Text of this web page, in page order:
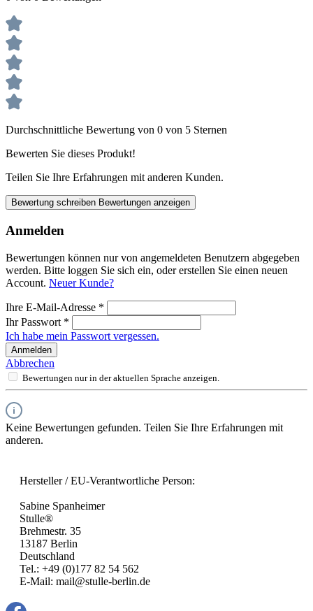
Durchschnittliche Bewertung von 0 von 5 Sternen
Bewerten Sie dieses Produkt!
Teilen Sie Ihre Erfahrungen mit anderen Kunden.
Bewertung schreiben Bewertungen anzeigen
Anmelden
Bewertungen können nur von angemeldeten Benutzern abgegeben
werden. Bitte loggen Sie sich ein, oder erstellen Sie einen neuen
Account. Neuer Kunde?
Ihre E-Mail-Adresse *
Ihr Passwort *
Ich habe mein Passwort vergessen.
Anmelden
Abbrechen
Bewertungen nur in der aktuellen Sprache anzeigen.
Keine Bewertungen gefunden. Teilen Sie Ihre Erfahrungen mit
anderen.
Hersteller / EU-Verantwortliche Person:
Sabine Spanheimer
Stulle®
Brehmestr. 35
13187 Berlin
Deutschland
Tel.: +49 (0)177 82 54 562
E-Mail: mail@stulle-berlin.de